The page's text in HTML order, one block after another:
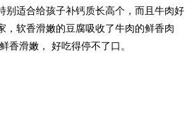
别适合给孩子补钙质长高个，而且牛肉好
，软香滑嫩的豆腐吸收了牛肉的鲜香肉
香滑嫩， 好吃得停不了口。